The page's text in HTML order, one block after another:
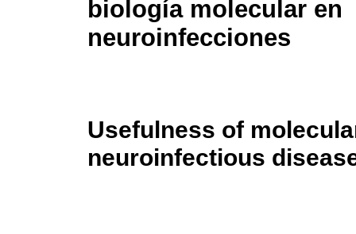
biología molecular en
neuroinfecciones
Usefulness of
neuroinfectious